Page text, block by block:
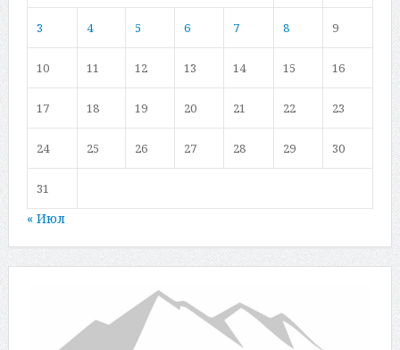
3 4 5 6 7 8 9
10 11 12 13 14 15 16
17 18 19 20 21 22 23
24 25 26 27 28 29 30
31
« Июл